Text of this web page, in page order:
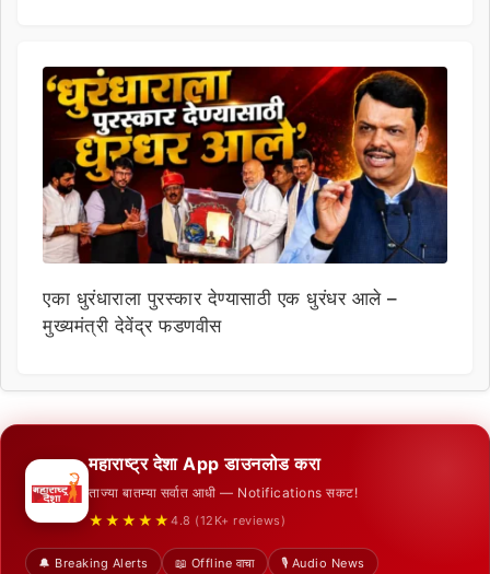
एका धुरंधाराला पुरस्कार देण्यासाठी एक धुरंधर आले –
मुख्यमंत्री देवेंद्र फडणवीस
महाराष्ट्र देशा App डाउनलोड करा
ताज्या बातम्या सर्वात आधी — Notifications सकट!
★★★★★ 4.8 (12K+ reviews)
🔔 Breaking Alerts 📖 Offline वाचा
🎙️ Audio News